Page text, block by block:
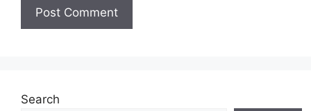
Search